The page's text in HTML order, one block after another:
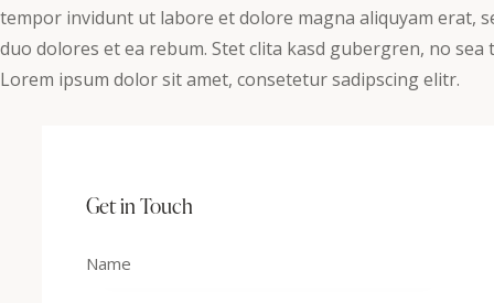
tempor invidunt ut labore et dolore magna aliquyam erat,
duo dolores et ea rebum. Stet clita kasd gubergren, no
Lorem ipsum dolor sit amet, consetetur sadipscing elitr.
Get in Touch